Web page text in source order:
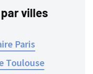
villes
Paris
Toulouse